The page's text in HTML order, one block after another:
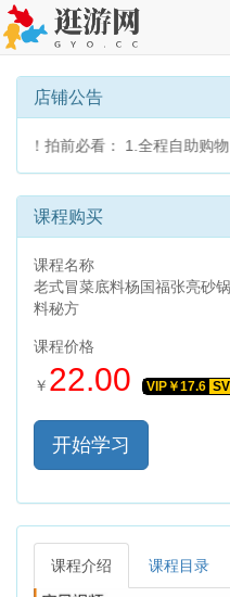
店铺公告
1.全程自助购物，24小时秒
课程购买
课程名称
老式冒菜底料杨国福张亮砂
料秘方
课程价格
￥ 22.00 VIP￥17.6
课程介绍 课程目录